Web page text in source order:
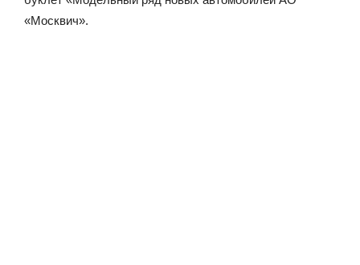
«Москвич».